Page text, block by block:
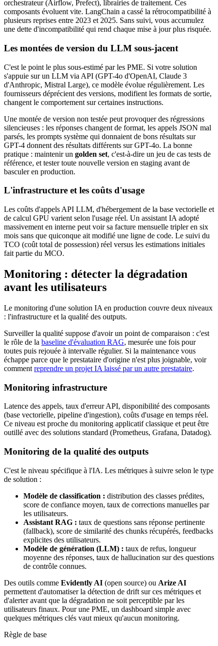
orchestrateur (Airflow, Prefect), librairies de traitement. Ces
composants évoluent vite. LangChain a cassé la rétrocompatibilité à
plusieurs reprises entre 2023 et 2025. Sans suivi, vous accumulez
une dette d'incompatibilité qui rend chaque mise à jour plus risquée.
Les montées de version du LLM sous-jacent
C'est le point le plus sous-estimé par les PME. Si votre solution
s'appuie sur un LLM via API (GPT-4o d'OpenAI, Claude 3
d'Anthropic, Mistral Large), ce modèle évolue régulièrement. Les
fournisseurs déprécient des versions, modifient les formats de sortie,
changent le comportement sur certaines instructions.
Une montée de version non testée peut provoquer des régressions
silencieuses : les réponses changent de format, les appels JSON mal
parsés, les prompts système qui donnaient de bons résultats sur
GPT-4 donnent des résultats différents sur GPT-4o. La bonne
pratique : maintenir un golden set, c'est-à-dire un jeu de cas tests de
référence, et tester toute nouvelle version en staging avant de
basculer en production.
L'infrastructure et les coûts d'usage
Les coûts d'appels API LLM, d'hébergement de la base vectorielle et
de calcul GPU varient selon l'usage réel. Un assistant IA adopté
massivement en interne peut voir sa facture mensuelle tripler en six
mois sans que quiconque ait modifié une ligne de code. Le suivi du
TCO (coût total de possession) réel versus les estimations initiales
fait partie du MCO.
Monitoring : détecter la dégradation
avant les utilisateurs
Le monitoring d'une solution IA en production couvre deux niveaux
: l'infrastructure et la qualité des outputs.
Surveiller la qualité suppose d'avoir un point de comparaison : c'est
le rôle de la baseline d'évaluation RAG, mesurée une fois pour
toutes puis rejouée à intervalle régulier. Si la maintenance vous
échappe parce que le prestataire d'origine n'est plus joignable, voir
comment reprendre un projet IA laissé par un autre prestataire.
Monitoring infrastructure
Latence des appels, taux d'erreur API, disponibilité des composants
(base vectorielle, pipeline d'ingestion), coûts d'usage en temps réel.
Ce niveau est proche du monitoring applicatif classique et peut être
outillé avec des solutions standard (Prometheus, Grafana, Datadog).
Monitoring de la qualité des outputs
C'est le niveau spécifique à l'IA. Les métriques à suivre selon le type
de solution :
Modèle de classification : distribution des classes prédites,
score de confiance moyen, taux de corrections manuelles par
les utilisateurs.
Assistant RAG : taux de questions sans réponse pertinente
(fallback), score de similarité des chunks récupérés, feedbacks
explicites des utilisateurs.
Modèle de génération (LLM) : taux de refus, longueur
moyenne des réponses, taux de hallucination sur des questions
de contrôle connues.
Des outils comme Evidently AI (open source) ou Arize AI
permettent d'automatiser la détection de drift sur ces métriques et
d'alerter avant que la dégradation ne soit perceptible par les
utilisateurs finaux. Pour une PME, un dashboard simple avec
quelques métriques clés vaut mieux qu'aucun monitoring.
Règle de base